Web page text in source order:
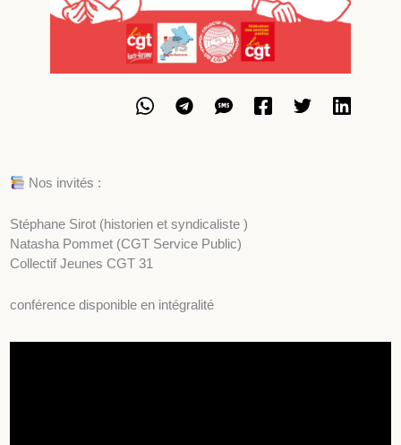
Nos invités :
Stéphane Sirot (historien et syndicaliste )
Natasha Pommet (CGT Service Public)
Collectif Jeunes CGT 31
conférence disponible en intégralité